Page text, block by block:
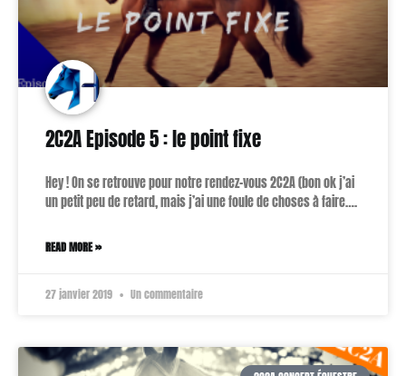
2C2A Episode 5 : le point fixe
Hey ! On se retrouve pour notre rendez-vous 2C2A (bon ok j’ai
un petit peu de retard, mais j’ai une foule de choses à faire….
READ MORE »
27 janvier 2019 Un commentaire